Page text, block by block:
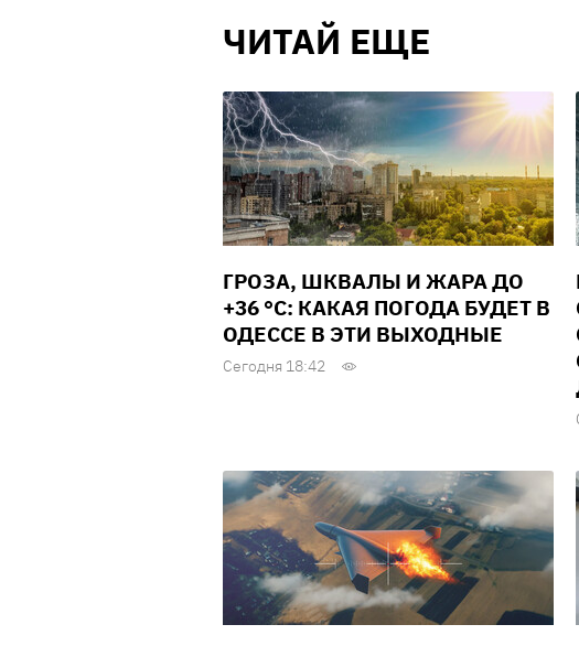
ЧИТАЙ ЕЩЕ
ГРОЗА, ШКВАЛЫ И ЖАРА ДО
+36 °С: КАКАЯ ПОГОДА БУДЕТ В
ОДЕССЕ В ЭТИ ВЫХОДНЫЕ
Сегодня 18:42